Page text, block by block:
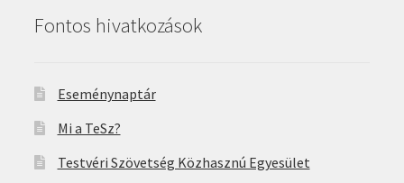
Fontos hivatkozások
Eseménynaptár
Mi a TeSz?
Testvéri Szövetség Közhasznú Egyesület